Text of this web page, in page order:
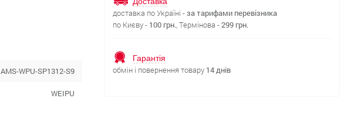
AMS-WPU-SP1312-S9
WEIPU
доставка по Україні -за тарифами перевізника
по Києву - 100 грн., Термінова -299 грн.
Гарантія
обмін і повернення товару 14 днів